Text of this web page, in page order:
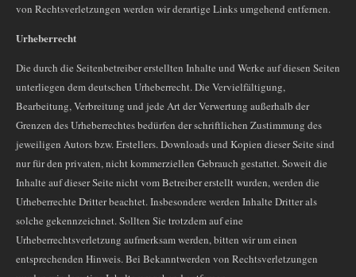
von Rechtsverletzungen werden wir derartige Links umgehend entfernen.
Urheberrecht
Die durch die Seitenbetreiber erstellten Inhalte und Werke auf diesen Seiten
unterliegen dem deutschen Urheberrecht. Die Vervielfältigung,
Bearbeitung, Verbreitung und jede Art der Verwertung außerhalb der
Grenzen des Urheberrechtes bedürfen der schriftlichen Zustimmung des
jeweiligen Autors bzw. Erstellers. Downloads und Kopien dieser Seite sind
nur für den privaten, nicht kommerziellen Gebrauch gestattet. Soweit die
Inhalte auf dieser Seite nicht vom Betreiber erstellt wurden, werden die
Urheberrechte Dritter beachtet. Insbesondere werden Inhalte Dritter als
solche gekennzeichnet. Sollten Sie trotzdem auf eine
Urheberrechtsverletzung aufmerksam werden, bitten wir um einen
entsprechenden Hinweis. Bei Bekanntwerden von Rechtsverletzungen